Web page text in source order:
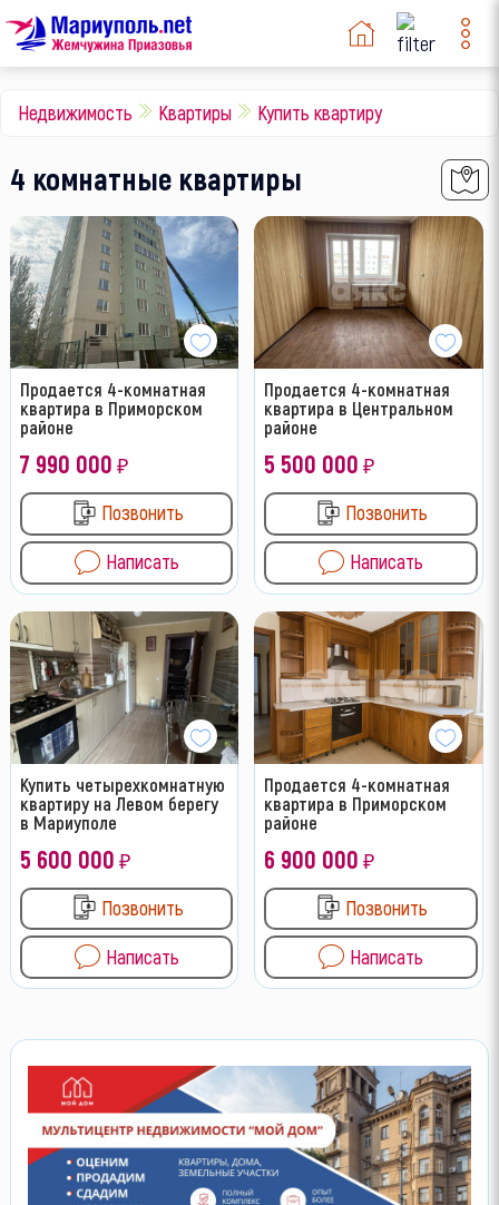
Недвижимость Квартиры Купить квартиру
4 комнатные квартиры
Продается 4-комнатная
квартира в Приморском
районе
7 990 000 ₽
Позвонить
Написать
Продается 4-комнатная
квартира в Центральном
районе
5 500 000 ₽
Позвонить
Написать
Купить четырехкомнатную
квартиру на Левом берегу
в Мариуполе
5 600 000 ₽
Позвонить
Написать
Продается 4-комнатная
квартира в Приморском
районе
6 900 000 ₽
Позвонить
Написать